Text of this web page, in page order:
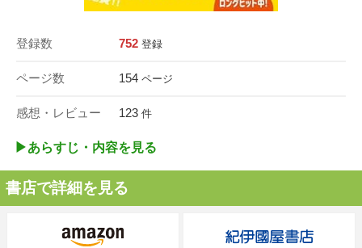
登録数 752 登録
ページ数 154 ページ
感想・レビュー 123 件
▶︎あらすじ・内容を見る
書店で詳細を見る